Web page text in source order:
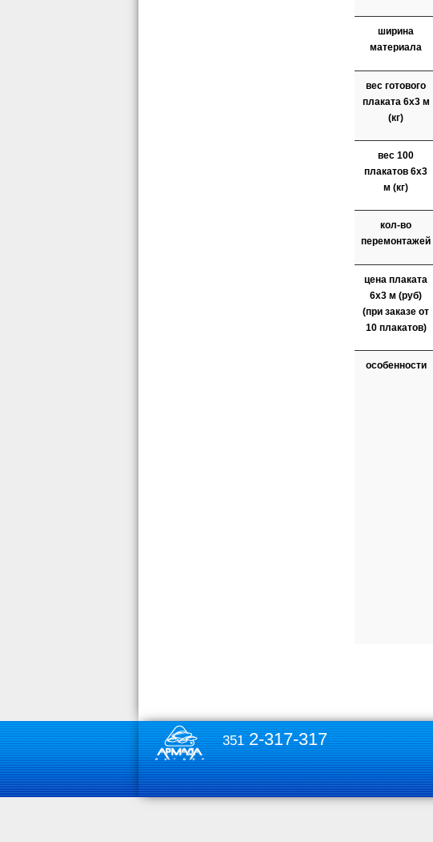
ширина
материала
вес готового
плаката 6х3 м
(кг)
вес 100
плакатов 6х3
м (кг)
кол-во
перемонтажей
цена плаката
6х3 м (руб)
(при заказе от
10 плакатов)
особенности
3512-317-317